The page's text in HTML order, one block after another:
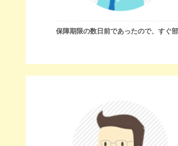
保障期限の数日前であったので、すぐ